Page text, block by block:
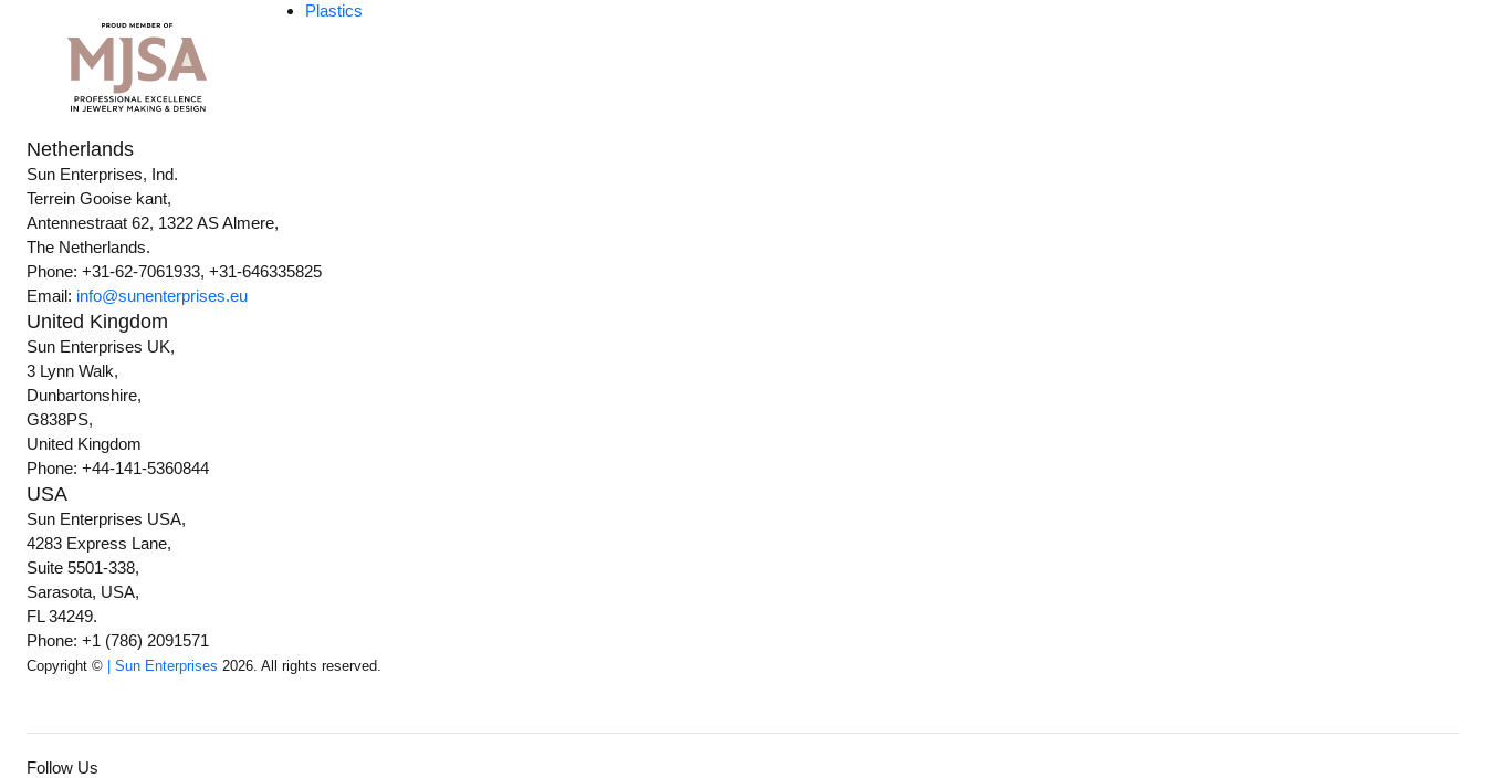
Plastics
Netherlands
Sun Enterprises, Ind.
Terrein Gooise kant,
Antennestraat 62, 1322 AS Almere,
The Netherlands.
Phone: +31-62-7061933, +31-646335825
Email: info@sunenterprises.eu
United Kingdom
Sun Enterprises UK,
3 Lynn Walk,
Dunbartonshire,
G838PS,
United Kingdom
Phone: +44-141-5360844
USA
Sun Enterprises USA,
4283 Express Lane,
Suite 5501-338,
Sarasota, USA,
FL 34249.
Phone: +1 (786) 2091571
Copyright © | Sun Enterprises 2026. All rights reserved.
Follow Us